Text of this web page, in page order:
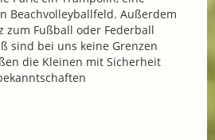
Beachvolleyballfeld. Außerdem
zum Fußball oder Federball
sind bei uns keine Grenzen
die Kleinen mit Sicherheit